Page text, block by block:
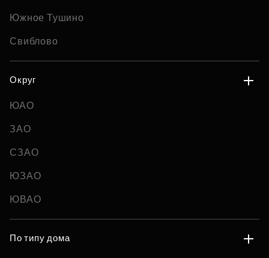
Южное Тушино
Свиблово
Округ
ЮАО
ЗАО
СЗАО
ЮЗАО
ЮВАО
По типу дома